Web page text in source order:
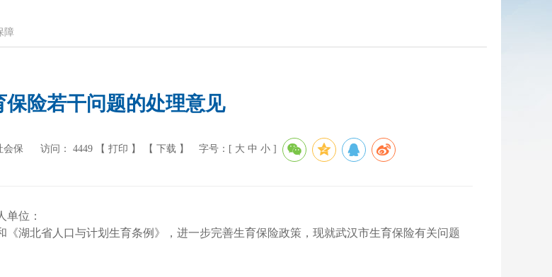
障
保险若干问题的处理意见
会保 访问： 4449 【 打印 】 【 下载 】 字号：[ 大 中 小 ]
单位：
湖北省人口与计划生育条例》，进一步完善生育保险政策，现就武汉市生育保险有关问题